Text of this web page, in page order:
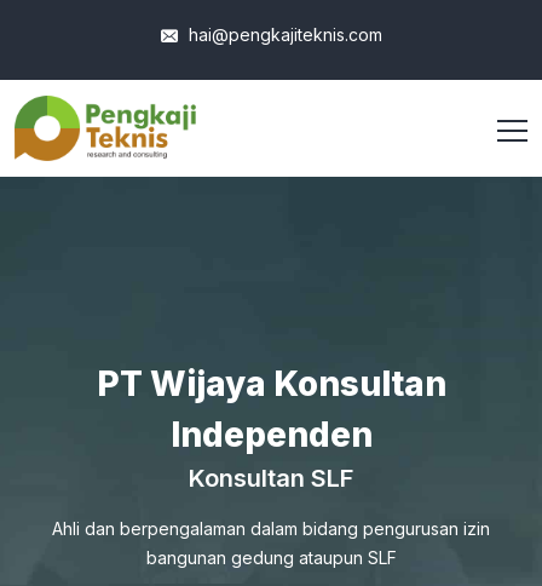
hai@pengkajiteknis.com
PT Wijaya Konsultan
Independen
Konsultan SLF
Ahli dan berpengalaman dalam bidang pengurusan izin
bangunan gedung ataupun SLF